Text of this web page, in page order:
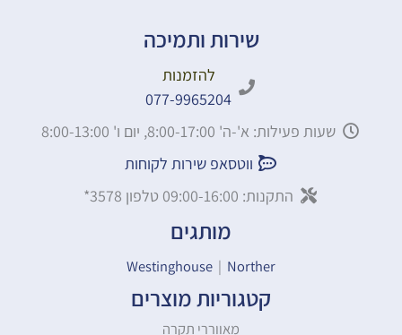
שירות ותמיכה
להזמנות
077-9965204
שעות פעילות: א'-ה' 8:00-17:00, יום ו' 8:00-13:00
ווטסאפ שירות לקוחות
התקנות: 09:00-16:00 טלפון 3578*
מותגים
Westinghouse | Norther
קטגוריות מוצרים
מאווררי תקרה